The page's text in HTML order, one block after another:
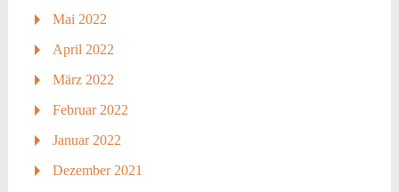
Mai 2022
April 2022
März 2022
Februar 2022
Januar 2022
Dezember 2021